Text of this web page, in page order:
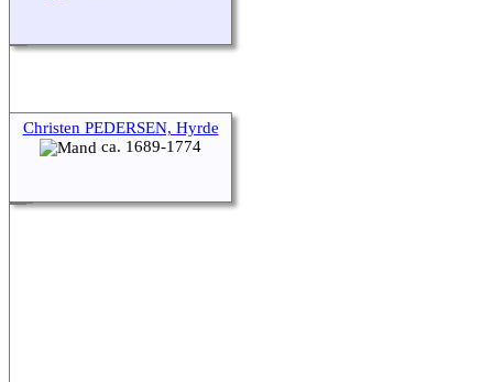
Christen PEDERSEN, Hyrde
ca. 1689-1774